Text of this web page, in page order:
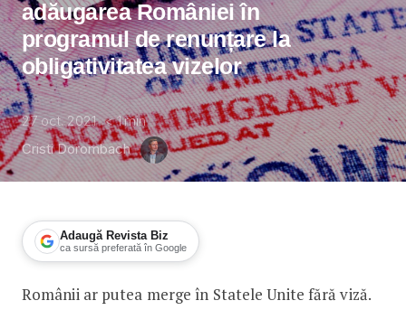
adăugarea României în
programul de renunțare la
obligativitatea vizelor
27 oct. 2021 < 1min
Cristi Dorombach
Adaugă Revista Biz
ca sursă preferată în Google
America ia în considerare
Românii ar putea merge în Statele Unite fără viză.